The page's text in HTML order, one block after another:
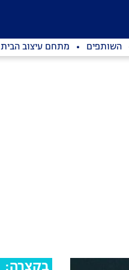
השותפים מתחם עיצוב הבית